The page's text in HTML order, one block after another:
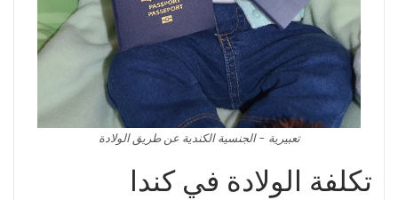
تعبيرية – الجنسية الكندية عن طريق الولادة
تكلفة الولادة في كندا